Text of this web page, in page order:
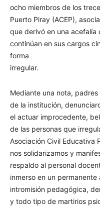
ocho miembros de los
Puerto Piray (ACEP),
que derivó en una acefalía
continúan en sus cargos
forma
irregular.
Mediante una nota,
de la institución,
el actuar improcedente,
de las personas que
Asociación Civil Educativa
nos solidarizamos y
respaldo al personal
inmerso en un
intromisión pedagógica,
y todo tipo de martirios